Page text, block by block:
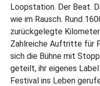
Loopstation. Der Beat.
wie im Rausch. Rund
zurückgelegte
Zahlreiche Auftritte für
sich die Bühne mit
geteilt, ihr eigenes
Festival ins Leben